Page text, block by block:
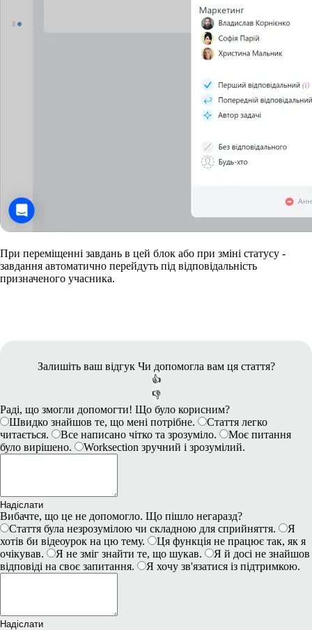
При переміщенні завдань в цей блок або при зміні статусу -
завдання автоматично перейдуть під відповідальність
призначеного учасника.
Залишіть ваш відгук Чи допомогла вам ця стаття?
👍
👎
Раді, що змогли допомогти! Що було корисним?
Швидко знайшов те, що мені потрібне.
Стаття легко
читається.
Все написано чітко та зрозуміло.
Моє питання
було вирішено.
Worksection зручний і зрозумілий.
Надіслати
Вибачте, що це не допомогло. Що пішло негаразд?
Стаття була незрозумілою чи складною для сприйняття.
Я
хотів би відеоурок на цю тему.
Ця функція не працює так, як я
очікував.
Я не зміг знайти те, що шукав.
Я й досі не знайшов
відповіді на своє запитання.
Я хочу зв'язатися із підтримкою.
Надіслати